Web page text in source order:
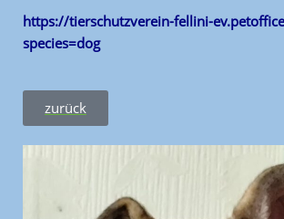
https://tierschutzverein-fellini-
species=dog
zurück